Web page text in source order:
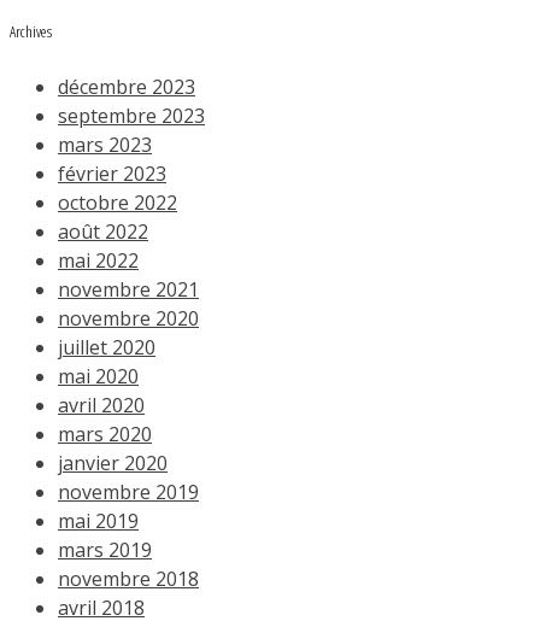
Archives
décembre 2023
septembre 2023
mars 2023
février 2023
octobre 2022
août 2022
mai 2022
novembre 2021
novembre 2020
juillet 2020
mai 2020
avril 2020
mars 2020
janvier 2020
novembre 2019
mai 2019
mars 2019
novembre 2018
avril 2018